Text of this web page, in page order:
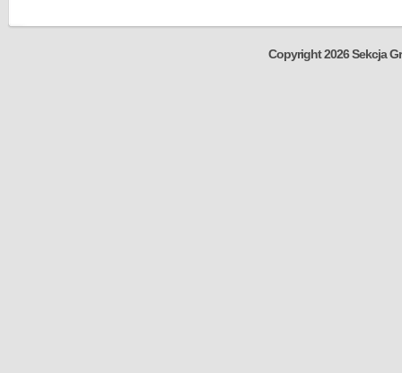
Copyright 2026 Sekcja